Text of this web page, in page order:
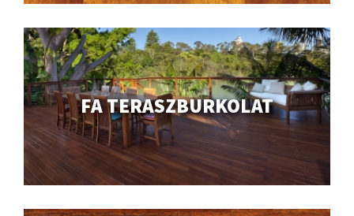
FA TERASZBURKOLAT